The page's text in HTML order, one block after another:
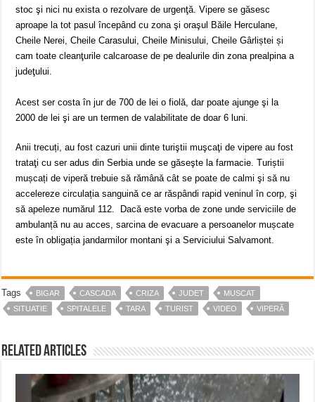
stoc şi nici nu exista o rezolvare de urgenţă. Vipere se găsesc
aproape la tot pasul începând cu zona şi oraşul Băile Herculane,
Cheile Nerei, Cheile Carasului, Cheile Minisului, Cheile Gârliștei și
cam toate cleanţurile calcaroase de pe dealurile din zona prealpina a
judeţului.
Acest ser costa în jur de 700 de lei o fiolă, dar poate ajunge şi la
2000 de lei şi are un termen de valabilitate de doar 6 luni.
Anii trecuți, au fost cazuri unii dinte turiştii muşcaţi de vipere au fost
trataţi cu ser adus din Serbia unde se găseşte la farmacie. Turiștii
mușcați de viperă trebuie să rămână cât se poate de calmi şi să nu
accelereze circulația sanguină ce ar răspândi rapid veninul în corp, şi
să apeleze numărul 112. Dacă este vorba de zone unde serviciile de
ambulanță nu au acces, sarcina de evacuare a persoanelor mușcate
este în obligația jandarmilor montani şi a Serviciului Salvamont.
Tags BIGAR CASCADA CRIZA JUDET
MUSCAT
SITUATIE
SPITALELE TARA TURIST VIDEO VIPERĂ
Related Articles